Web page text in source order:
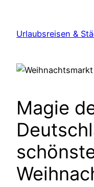
springen
Urlaubsreisen &
Magie